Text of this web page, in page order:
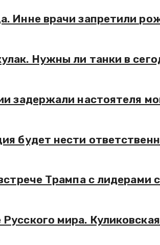
Инне врачи запретили
Нужны ли танки в
задержали настоятеля
будет нести
Трампа с
мира.